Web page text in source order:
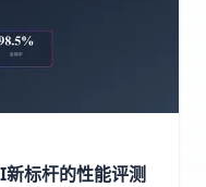
标杆的性能评测